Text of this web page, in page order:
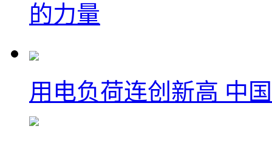
的力量
用电负荷连创新高 中